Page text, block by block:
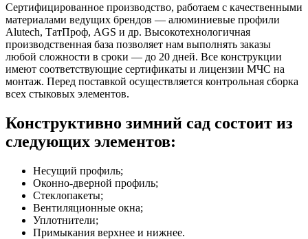
Сертифицированное производство, работаем с качественными
материалами ведущих брендов — алюминиевые профили
Alutech, ТатПроф, AGS и др. Высокотехнологичная
производственная база позволяет нам выполнять заказы
любой сложности в сроки — до 20 дней. Все конструкции
имеют соответствующие сертификаты и лицензии МЧС на
монтаж​. Перед поставкой осуществляется контрольная сборка
всех стыковых элементов.
Конструктивно зимний сад состоит из
следующих элементов:
Несущий профиль;
Оконно-дверной профиль;
Стеклопакеты;
Вентиляционные окна;
Уплотнители;
Примыкания верхнее и нижнее.